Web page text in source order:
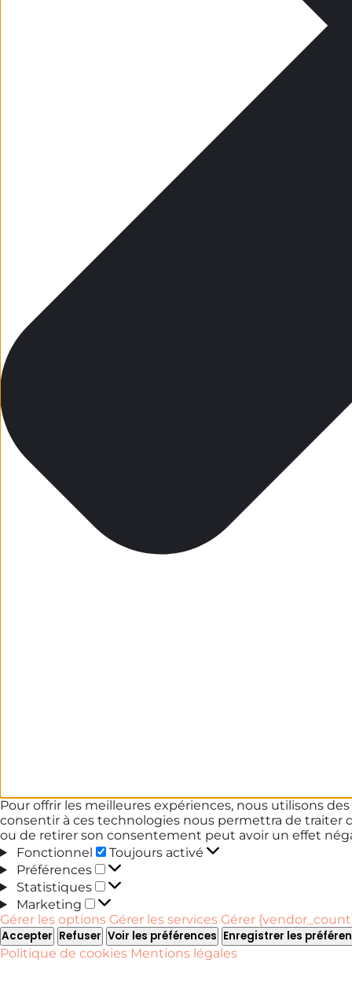
Pour offrir les meilleures expériences, nous utilisons
consentir à ces technologies nous permettra de traiter
ou de retirer son consentement peut avoir un effet
Fonctionnel
Fonctionnel
Toujours activé
Préférences
Préférences
Statistiques
Statistiques
Marketing
Marketing
Gérer les options Gérer les services Gérer
Accepter Refuser Voir les préférences Enregistrer les
Politique de cookies Mentions légales